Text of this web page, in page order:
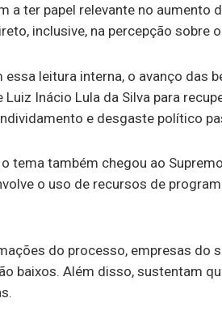
a ter papel relevante no aumento
inclusive, na percepção sobre
essa leitura interna, o avanço das
Luiz Inácio Lula da Silva para
e desgaste político
tema também chegou ao
o uso de recursos de
do processo, empresas do
baixos. Além disso, sustentam